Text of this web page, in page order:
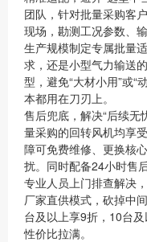
团队，针对批量采购客
现场，勘测工况参数、
生产规模制定专属批量
求，还是小型气力输送
型，避免“大材小用”或“
本都用在刀刃上。
售后兜底，解决“后续无
量采购的回转风机均享
障可免费维修、更换核
扰。同时配备24小时售
专业人员上门排查解决
厂家直供模式，砍掉中
台及以上享9折，10台
性价比拉满。